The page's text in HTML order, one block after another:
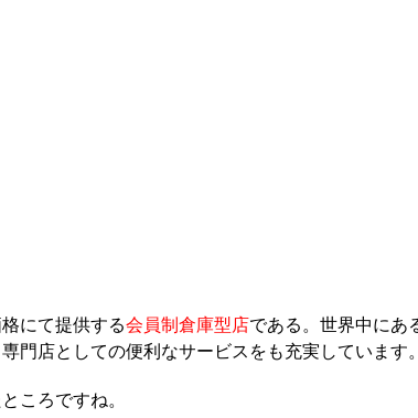
にて提供する会員制倉庫型店である。世界中にあ
門店としての便利なサービスをも充実しています
ころですね。